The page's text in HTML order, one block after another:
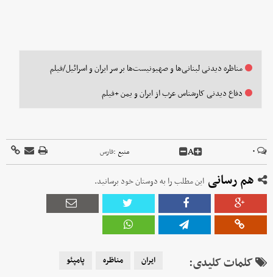
مناظره دیدنی لبنانی‌ها و صهیونیست‌ها بر سر ایران و اسرائیل/فیلم
دفاع دیدنی کارشناس عرب از ایران و یمن +فیلم
۰ A منبع :فارس
هم رسانی این مطلب را به دوستان خود برسانید.
کلمات کلیدی: ایران مناظره پامپئو